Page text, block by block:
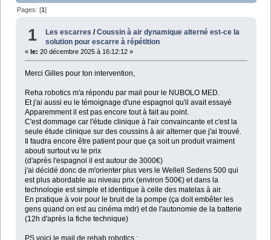
Pages: [1]
1 Les escarres /Coussin à air dynamique alterné est-ce la
solution pour escarre à répétition
« le: 20 décembre 2025 à 16:12:12 »
Merci Gilles pour ton intervention,
Reha robotics m'a répondu par mail pour le NUBOLO MED.
Et j'ai aussi eu le témoignage d'une espagnol qu'il avait essayé
Apparemment il est pas encore tout à fait au point.
C'est dommage car l'étude clinique à l'air convaincante et c'est la
seule étude clinique sur des coussins à air alterner que j'ai trouvé.
Il faudra encore être patient pour que ça soit un produit vraiment
abouti surtout vu le prix
(d'après l'espagnol il est autour de 3000€)
j'ai décidé donc de m'orienter plus vers le Wellell Sedens 500 qui
est plus abordable au niveau prix (environ 500€) et dans la
technologie est simple et identique à celle des matelas à air.
En pratique à voir pour le bruit de la pompe (ça doit embêter les
gens quand on est au cinéma mdr) et de l'autonomie de la batterie
(12h d'après la fiche technique)
PS voici le mail de rehab robotics :